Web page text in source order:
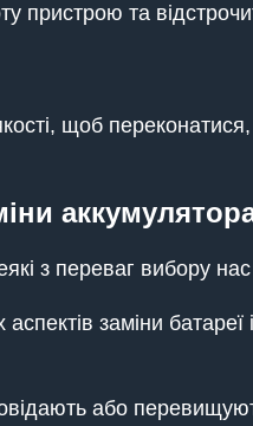
та
якості, щоб
з переваг вибору нас
аспектів заміни
або